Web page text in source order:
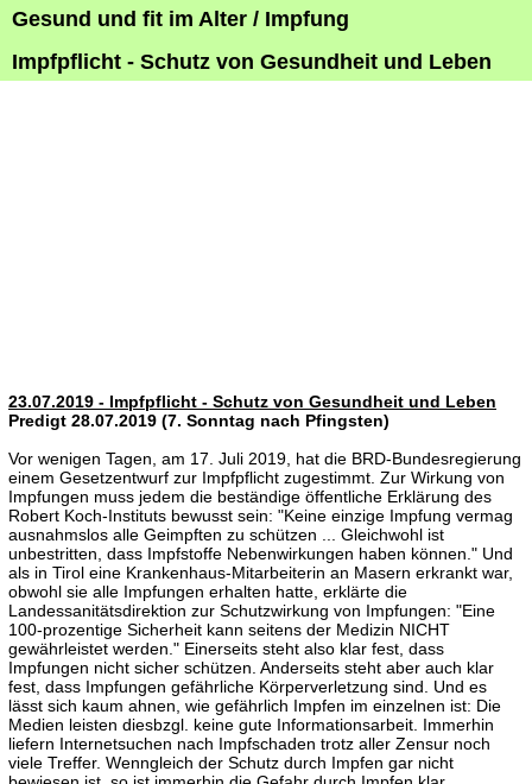
Gesund und fit im Alter / Impfung
Impfpflicht - Schutz von Gesundheit und Leben
23.07.2019 - Impfpflicht - Schutz von Gesundheit und Leben
Predigt 28.07.2019 (7. Sonntag nach Pfingsten)
Vor wenigen Tagen, am 17. Juli 2019, hat die BRD-Bundesregierung
einem Gesetzentwurf zur Impfpflicht zugestimmt. Zur Wirkung von
Impfungen muss jedem die beständige öffentliche Erklärung des
Robert Koch-Instituts bewusst sein: "Keine einzige Impfung vermag
ausnahmslos alle Geimpften zu schützen ... Gleichwohl ist
unbestritten, dass Impfstoffe Nebenwirkungen haben können." Und
als in Tirol eine Krankenhaus-Mitarbeiterin an Masern erkrankt war,
obwohl sie alle Impfungen erhalten hatte, erklärte die
Landessanitätsdirektion zur Schutzwirkung von Impfungen: "Eine
100-prozentige Sicherheit kann seitens der Medizin NICHT
gewährleistet werden." Einerseits steht also klar fest, dass
Impfungen nicht sicher schützen. Anderseits steht aber auch klar
fest, dass Impfungen gefährliche Körperverletzung sind. Und es
lässt sich kaum ahnen, wie gefährlich Impfen im einzelnen ist: Die
Medien leisten diesbzgl. keine gute Informationsarbeit. Immerhin
liefern Internetsuchen nach Impfschaden trotz aller Zensur noch
viele Treffer. Wenngleich der Schutz durch Impfen gar nicht